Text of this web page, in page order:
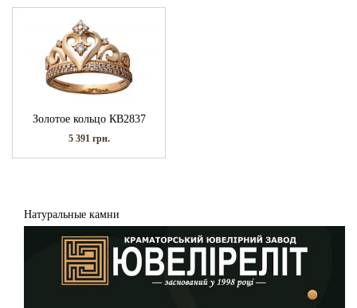
Золотое кольцо КВ2837
5 391 грн.
Натуральные камни